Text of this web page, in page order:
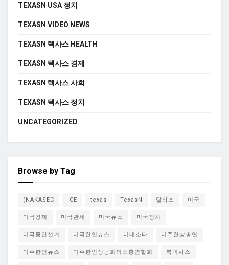
TEXASN USA 정치
TEXASN VIDEO NEWS
TEXASN 텍사스 HEALTH
TEXASN 텍사스 경제
TEXASN 텍사스 사회
TEXASN 텍사스 정치
UNCATEGORIZED
Browse by Tag
(NAKASEC ICE texas TexasN 달라스 미국
미국경제 미국관세 미국뉴스 미국정치
미국중간선거 미국한인뉴스 미네소타 미주한상총연
미주한인뉴스 미주한인상공회의소총연합회 북텍사스